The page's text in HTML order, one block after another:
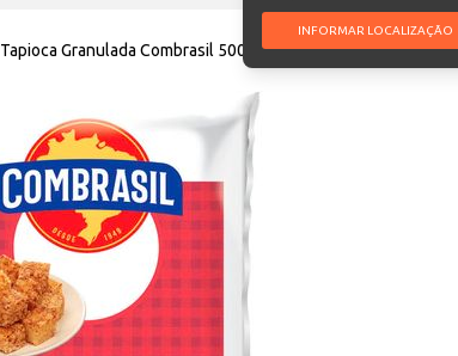
INFORMAR LOCALIZAÇÃO
Tapioca Granulada Combrasil 500g